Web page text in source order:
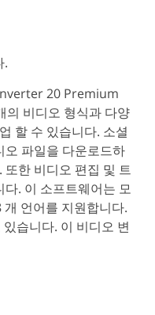
.
20 Premium
의 비디오 형식과 다양
할 수 있습니다. 소셜
오 파일을 다운로드하
한 비디오 편집 및 트
. 이 소프트웨어는 모
언어를 지원합니다.
습니다. 이 비디오 변